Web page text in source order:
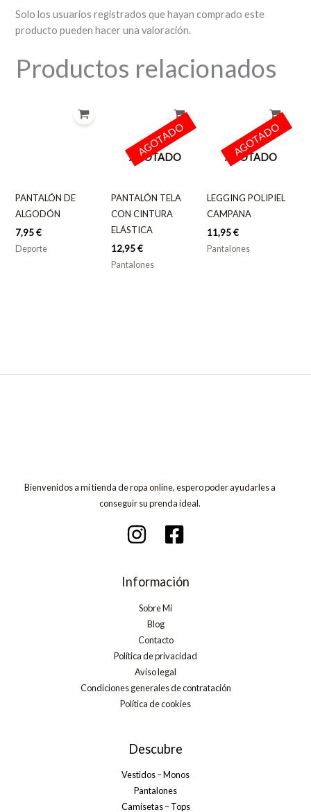
Solo los usuarios registrados que hayan comprado este
producto pueden hacer una valoración.
Productos relacionados
PANTALÓN DE
ALGODÓN
7,95€
Deporte
AGOTADO
PANTALÓN TELA
CON CINTURA
ELÁSTICA
12,95€
Pantalones
AGOTADO AGOTADO
LEGGING POLIPIEL
CAMPANA
11,95€
Pantalones
AGOTADO
Bienvenidos a mi tienda de ropa online, espero poder ayudarles a
conseguir su prenda ideal.
Información
Sobre Mi
Blog
Contacto
Política de privacidad
Aviso legal
Condiciones generales de contratación
Política de cookies
Descubre
Vestidos – Monos
Pantalones
Camisetas – Tops